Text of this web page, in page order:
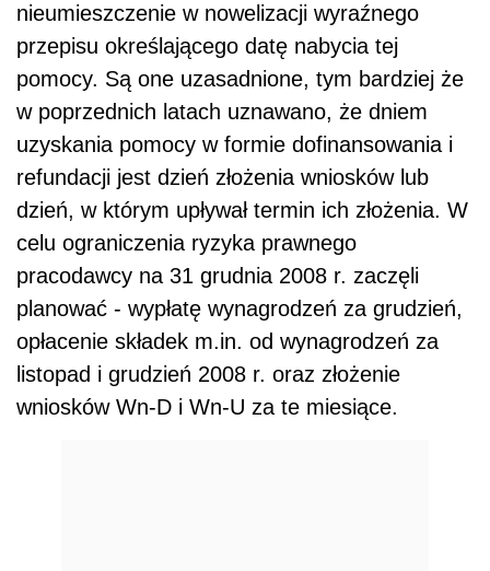
nieumieszczenie w nowelizacji wyraźnego
przepisu określającego datę nabycia tej
pomocy. Są one uzasadnione, tym bardziej że
w poprzednich latach uznawano, że dniem
uzyskania pomocy w formie dofinansowania i
refundacji jest dzień złożenia wniosków lub
dzień, w którym upływał termin ich złożenia. W
celu ograniczenia ryzyka prawnego
pracodawcy na 31 grudnia 2008 r. zaczęli
planować - wypłatę wynagrodzeń za grudzień,
opłacenie składek m.in. od wynagrodzeń za
listopad i grudzień 2008 r. oraz złożenie
wniosków Wn-D i Wn-U za te miesiące.